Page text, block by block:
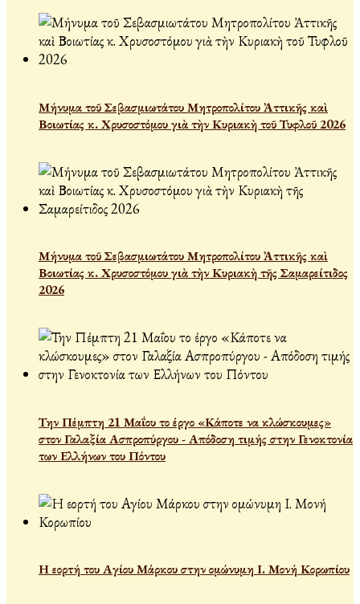
Μήνυμα τοῦ Σεβασμιωτάτου Μητροπολίτου Ἀττικῆς καὶ
Βοιωτίας κ. Χρυσοστόμου γιὰ τὴν Κυριακὴ τοῦ Τυφλοῦ 2026
Μήνυμα τοῦ Σεβασμιωτάτου Μητροπολίτου Ἀττικῆς καὶ
Βοιωτίας κ. Χρυσοστόμου γιὰ τὴν Κυριακὴ τῆς Σαμαρείτιδος
2026
Την Πέμπτη 21 Μαΐου το έργο «Κάποτε να κλώσκουμες»
στον Γαλαξία Ασπροπύργου - Απόδοση τιμής στην Γενοκτονία
των Ελλήνων του Πόντου
Η εορτή του Αγίου Μάρκου στην ομώνυμη Ι. Μονή Κορωπίου